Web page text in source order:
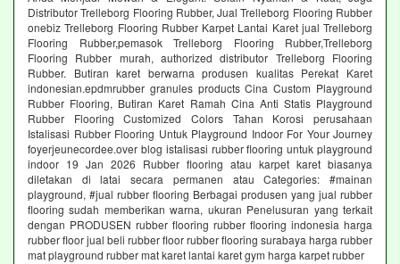
Distributor Trelleborg Flooring Rubber, Jual Trelleborg Flooring Rubber
onebiz Trelleborg Flooring Rubber Karpet Lantai Karet jual Trelleborg
Flooring Rubber,pemasok Trelleborg Flooring Rubber,Trelleborg
Flooring Rubber murah, authorized distributor Trelleborg Flooring
Rubber. Butiran karet berwarna produsen kualitas Perekat Karet
indonesian.epdmrubber granules products Cina Custom Playground
Rubber Flooring, Butiran Karet Ramah Cina Anti Statis Playground
Rubber Flooring Customized Colors Tahan Korosi perusahaan
Istalisasi Rubber Flooring Untuk Playground Indoor For Your Journey
foyerjeunecordee.over blog istalisasi rubber flooring untuk playground
indoor 19 Jan 2026 Rubber flooring atau karpet karet biasanya
diletakan di latai secara permanen atau Categories: #mainan
playground, #jual rubber flooring Berbagai produsen yang jual rubber
flooring sudah memberikan warna, ukuran Penelusuran yang terkait
dengan PRODUSEN rubber flooring rubber flooring indonesia harga
rubber floor jual beli rubber floor rubber flooring surabaya harga rubber
mat playground rubber mat karet lantai karet gym harga karpet rubber